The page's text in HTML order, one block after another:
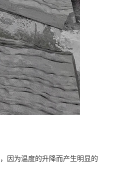
因为温度的升降而产生明显的